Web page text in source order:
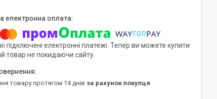
підключені електронні платежі. Тепер ви можете купити
товар не покидаючи сайту.
товару протягом 14 днів за рахунок покупця